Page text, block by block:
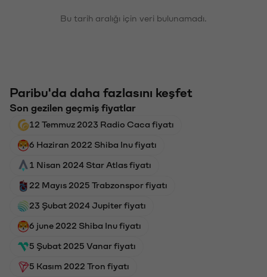
Bu tarih aralığı için veri bulunamadı.
Paribu'da daha fazlasını keşfet
Son gezilen geçmiş fiyatlar
12 Temmuz 2023 Radio Caca fiyatı
6 Haziran 2022 Shiba Inu fiyatı
1 Nisan 2024 Star Atlas fiyatı
22 Mayıs 2025 Trabzonspor fiyatı
23 Şubat 2024 Jupiter fiyatı
6 june 2022 Shiba Inu fiyatı
5 Şubat 2025 Vanar fiyatı
5 Kasım 2022 Tron fiyatı